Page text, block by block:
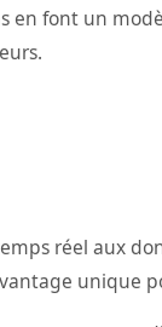
en font un
réel aux
unique